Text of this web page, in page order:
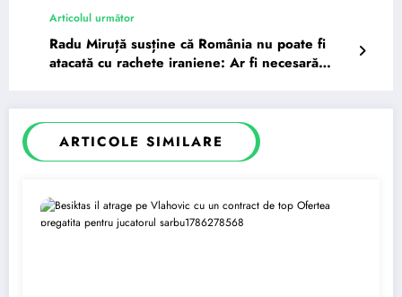
Articolul următor
Radu Miruță susține că România nu poate fi
atacată cu rachete iraniene: Ar fi necesară
ARTICOLE SIMILARE